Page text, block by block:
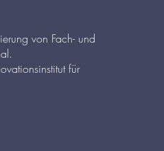
von Fach- und
für